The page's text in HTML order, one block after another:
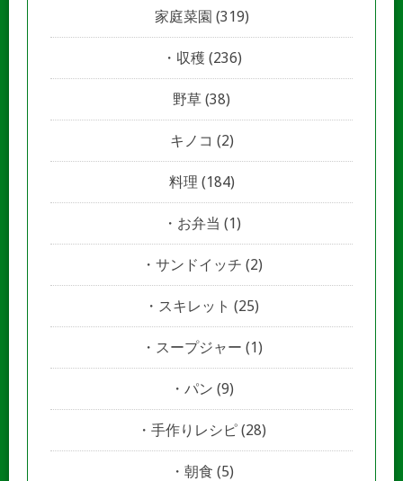
家庭菜園 (319)
収穫 (236)
野草 (38)
キノコ (2)
料理 (184)
お弁当 (1)
サンドイッチ (2)
スキレット (25)
スープジャー (1)
パン (9)
手作りレシピ (28)
朝食 (5)